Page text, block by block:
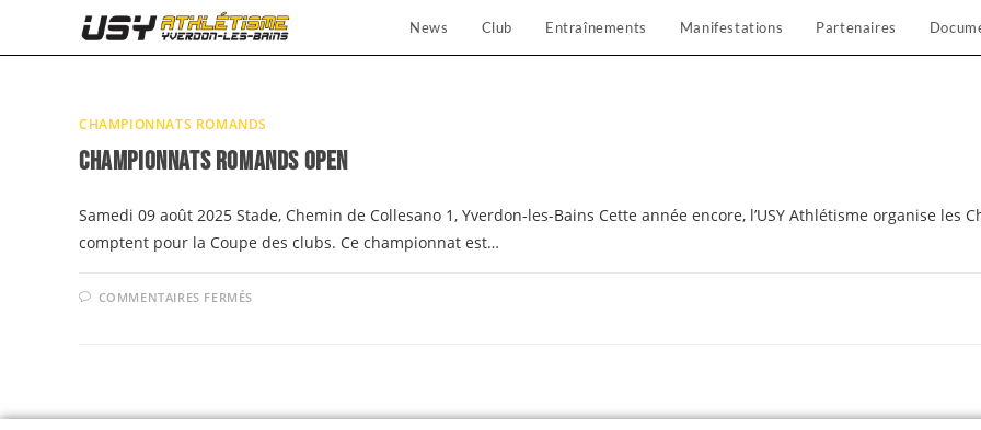
News Club Entraînements Manifestations Partenaires
CHAMPIONNATS ROMANDS
Championnats Romands open
Samedi 09 août 2025 Stade, Chemin de Collesano 1, Yverdon-les-Bains Cette année encore, l’USY Athlétisme organise
comptent pour la Coupe des clubs. Ce championnat est…
COMMENTAIRES FERMÉS